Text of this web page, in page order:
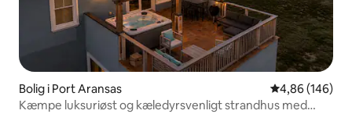
Bolig i Port Aransas 4,86 ud af 5 i
4,86 (146)
Kæmpe luksuriøst og kæledyrsvenligt strandhus med